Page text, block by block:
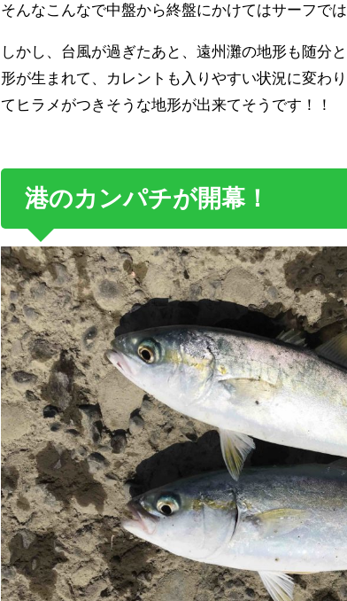
そんなこんなで中盤から終盤にかけてはサーフで
しかし、台風が過ぎたあと、遠州灘の地形も随分
形が生まれて、カレントも入りやすい状況に変わ
てヒラメがつきそうな地形が出来てそうです！！
港のカンパチが開幕！